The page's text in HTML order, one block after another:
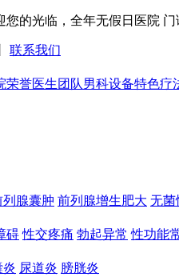
的光临，全年无假日医院 门
联系我们
荣誉医生团队男科设备特色疗
列腺囊肿 前列腺增生肥大 无菌
碍 性交疼痛 勃起异常 性功能
炎 尿道炎 膀胱炎